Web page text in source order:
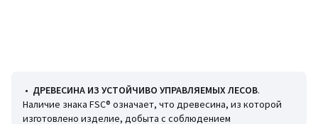
Размеры
• Диаметр: 120
• ДРЕВЕСИНА ИЗ УСТОЙЧИВО УПРАВЛЯЕМЫХ ЛЕСОВ.
Наличие знака FSC® означает, что древесина, из которой
изготовлено изделие, добыта с соблюдением